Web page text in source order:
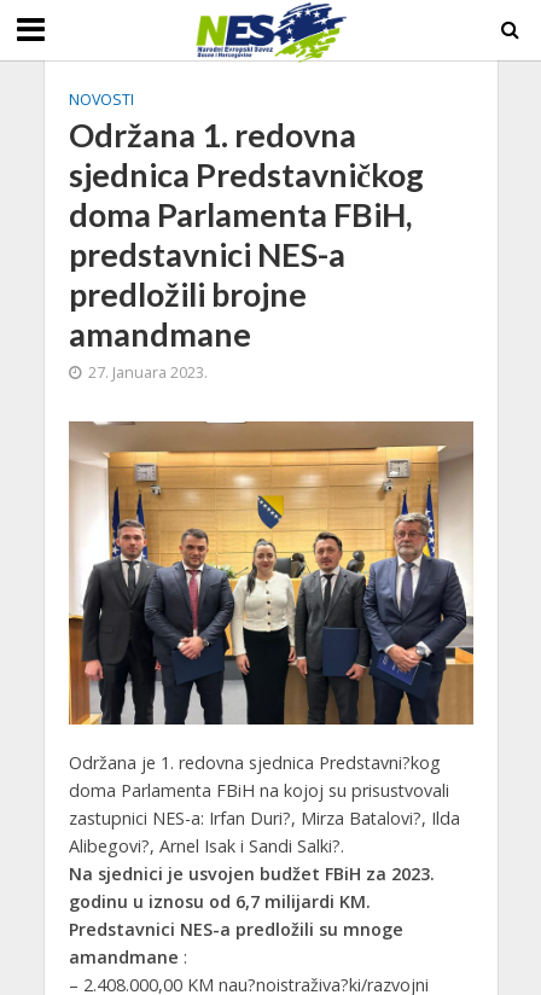
NOVOSTI
Održana 1. redovna
sjednica Predstavničkog
doma Parlamenta FBiH,
predstavnici NES-a
predložili brojne
amandmane
27. Januara 2023.
Održana je 1. redovna sjednica Predstavni?kog
doma Parlamenta FBiH na kojoj su prisustvovali
zastupnici NES-a: Irfan Duri?, Mirza Batalovi?, Ilda
Alibegovi?, Arnel Isak i Sandi Salki?.
Na sjednici je usvojen budžet FBiH za 2023.
godinu u iznosu od 6,7 milijardi KM.
Predstavnici NES-a predložili su mnoge
amandmane :
– 2.408.000,00 KM nau?noistraživa?ki/razvojni